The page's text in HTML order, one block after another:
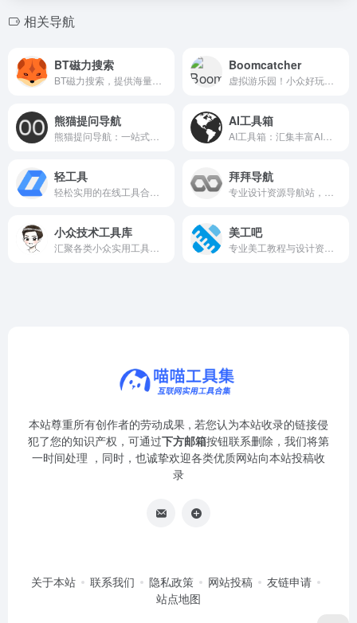
相关导航
BT磁力搜索 Boomcatcher
熊猫提问导航 AI工具箱
轻工具 拜拜导航
小众技术工具库 美工吧
本站尊重所有创作者的劳动成果 , 若您认为本站收录的链接侵
犯了您的知识产权，可通过下方邮箱按钮联系删除，我们将第
一时间处理 ，同时，也诚挚欢迎各类优质网站向本站投稿收
录
关于本站 联系我们 隐私政策 网站投稿
友链申请
站点地图